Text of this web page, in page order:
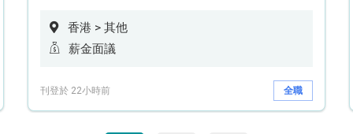
香港 > 其他
薪金面議
刊登於 22小時前 全職